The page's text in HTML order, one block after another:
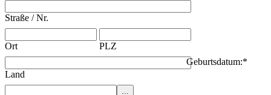
Straße / Nr.
Ort PLZ
Land
Geburtsdatum:*